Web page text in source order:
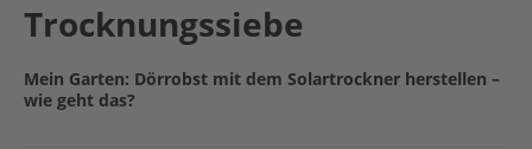
Trocknungssiebe
Mein Garten: Dörrobst mit dem Solartrockner herstellen –
wie geht das?